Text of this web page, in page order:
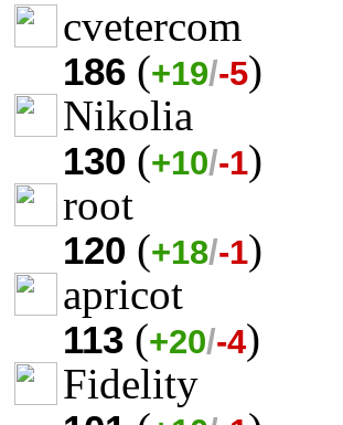
cvetercom
186 (+19/-5)
Nikolia
130 (+10/-1)
root
120 (+18/-1)
apricot
113 (+20/-4)
Fidelity